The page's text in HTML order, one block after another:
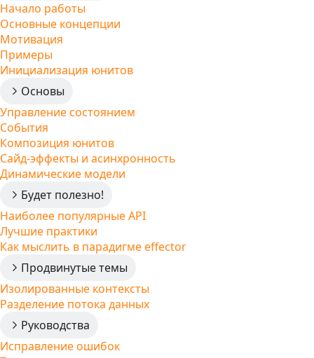
Начало работы
Основные концепции
Мотивация
Примеры
Инициализация юнитов
Основы
Управление состоянием
События
Композиция юнитов
Сайд-эффекты и асинхронность
Динамические модели
Будет полезно!
Наиболее популярные API
Лучшие практики
Как мыслить в парадигме effector
Продвинутые темы
Изолированные контексты
Разделение потока данных
Руководства
Исправление ошибок